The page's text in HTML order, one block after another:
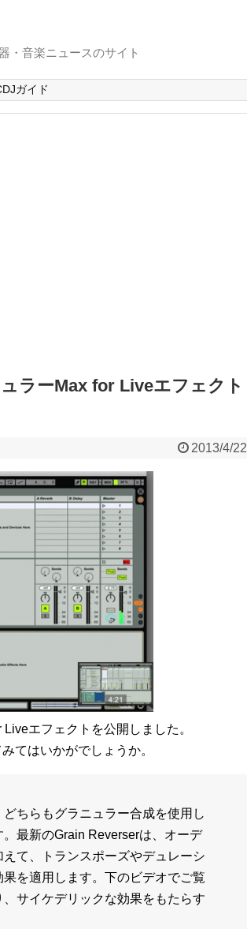
・音楽ニュースのサイト
ガイド
ラーMax for Liveエフェクト
2013/4/22
エフェクトを公開しました。
てはいかがでしょうか。
ちらもグラニュラー合成を使用し
最新のGrain Reverserは、オーデ
て、トランスポーズやデュレーシ
を適用します。下のビデオでご覧
サイケデリックな効果をもたらす